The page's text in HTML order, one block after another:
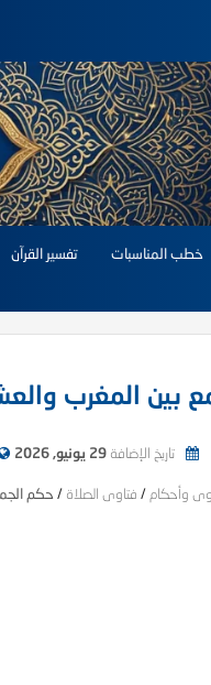
خطب المناسبات تفسير القرآن
بين المغرب
تاريخ الإضافة29 يونيو, 2026
وأحكام / فتاوى الصلاة / حكم